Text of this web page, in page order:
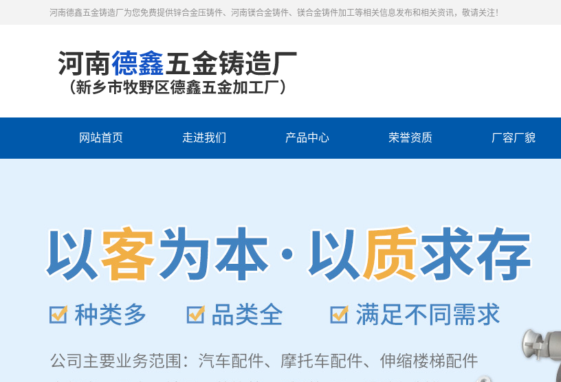
河南德鑫五金铸造厂为您免费提供锌合金压铸件、河南镁合金铸件、镁合金铸件加工等相关信息发布和相关资讯，敬请关注！
网站首页 走进我们 产品中心 荣誉资质 厂容厂貌